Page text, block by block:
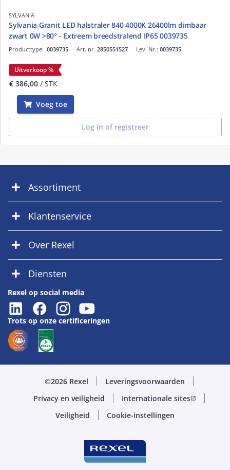
SYLVANIA
Sylvania Granit LED halstraler 840 4000K 26400lm dimbaar
zwart 0W >80° - Extreem breedstralend IP65 0039735
Art. nr. 2850551527
Producttype: 0039735 Lev. Nr.: 0039735
Uitverkoop %
€ 386,00 / STK
Voeg toe
Log in of registreer
Assortiment
Klantenservice
Over Rexel
Diensten
Rexel op social media
Trots op onze certificeringen
©2026 Rexel
Leveringsvoorwaarden
Privacy en veiligheid
Internationale sitesopen_in_new
Veiligheid Cookie-instellingen